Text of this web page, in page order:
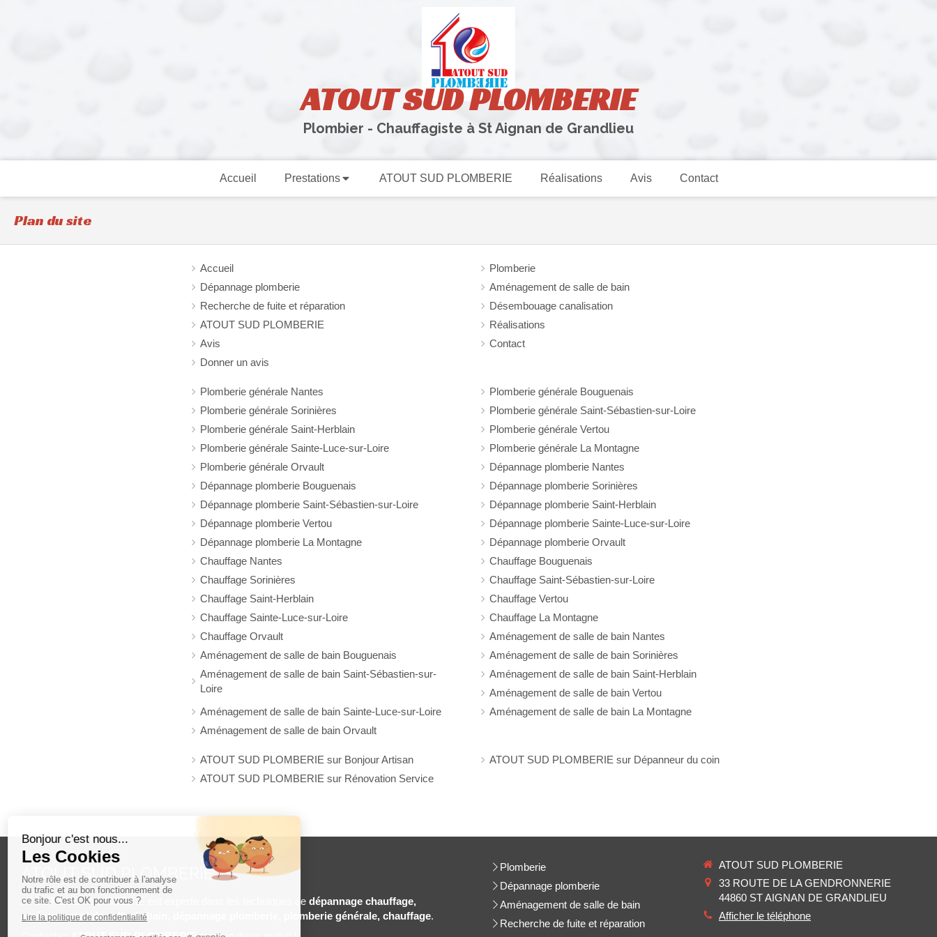
ATOUT SUD PLOMBERIE
Plombier - Chauffagiste à St Aignan de Grandlieu
Accueil Prestations ATOUT SUD PLOMBERIE Réalisations Avis Contact
Plan du site
Accueil
Plomberie
Dépannage plomberie
Aménagement de salle de bain
Recherche de fuite et réparation
Désembouage canalisation
ATOUT SUD PLOMBERIE
Réalisations
Avis
Contact
Donner un avis
Plomberie générale Nantes
Plomberie générale Bouguenais
Plomberie générale Sorinières
Plomberie générale Saint-Sébastien-sur-Loire
Plomberie générale Saint-Herblain
Plomberie générale Vertou
Plomberie générale Sainte-Luce-sur-Loire
Plomberie générale La Montagne
Plomberie générale Orvault
Dépannage plomberie Nantes
Dépannage plomberie Bouguenais
Dépannage plomberie Sorinières
Dépannage plomberie Saint-Sébastien-sur-Loire
Dépannage plomberie Saint-Herblain
Dépannage plomberie Vertou
Dépannage plomberie Sainte-Luce-sur-Loire
Dépannage plomberie La Montagne
Dépannage plomberie Orvault
Chauffage Nantes
Chauffage Bouguenais
Chauffage Sorinières
Chauffage Saint-Sébastien-sur-Loire
Chauffage Saint-Herblain
Chauffage Vertou
Chauffage Sainte-Luce-sur-Loire
Chauffage La Montagne
Chauffage Orvault
Aménagement de salle de bain Nantes
Aménagement de salle de bain Bouguenais
Aménagement de salle de bain Sorinières
Aménagement de salle de bain Saint-Sébastien-sur-
Loire
Aménagement de salle de bain Saint-Herblain
Aménagement de salle de bain Vertou
Aménagement de salle de bain Sainte-Luce-sur-Loire
Aménagement de salle de bain La Montagne
Aménagement de salle de bain Orvault
ATOUT SUD PLOMBERIE sur Bonjour Artisan
ATOUT SUD PLOMBERIE sur Dépanneur du coin
ATOUT SUD PLOMBERIE sur Rénovation Service
ATOUT SUD PLOMBERIE
ATOUT SUD PLOMBERIE est experte dans les techniques de dépannage chauffage,
aménagement de salle de bain, dépannage plomberie, plomberie générale, chauffage.
Plomberie
Dépannage plomberie
Aménagement de salle de bain
Recherche de fuite et réparation
ATOUT SUD PLOMBERIE
33 ROUTE DE LA GENDRONNERIE
44860 ST AIGNAN DE GRANDLIEU
Afficher le téléphone